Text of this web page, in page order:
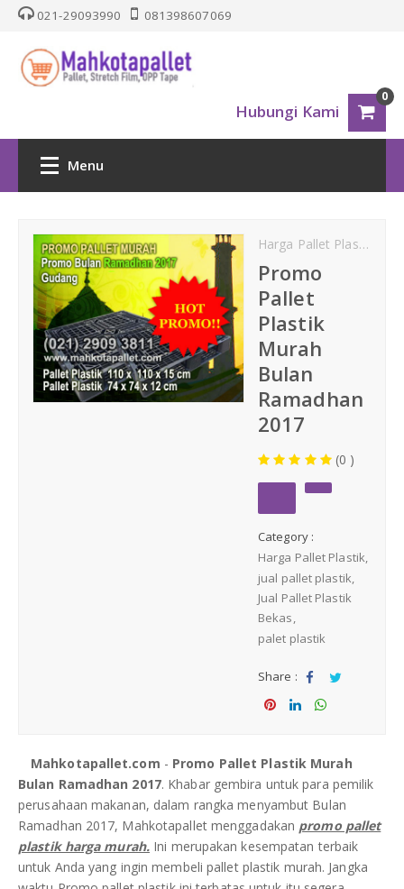
021-29093990 081398607069
Hubungi Kami
0
Menu
PALLET PLASTIK
Nestable
One Way Series
Strapping Band
Plastik PE
DAFTAR ISI
KONTAK
Harga Pallet Plastik
Promo
Pallet
Plastik
Murah
Bulan
Ramadhan
2017
(0 )
Category :
Harga Pallet Plastik
jual pallet plastik
Jual Pallet Plastik
Bekas
palet plastik
Share :
Sha Tw
Mahkotapallet.com - Promo Pallet Plastik Murah
Bulan Ramadhan 2017. Khabar gembira untuk para pemilik
perusahaan makanan, dalam rangka menyambut Bulan
Ramadhan 2017, Mahkotapallet menggadakan promo pallet
plastik harga murah. Ini merupakan kesempatan terbaik
untuk Anda yang ingin membeli pallet plastik murah. Jangka